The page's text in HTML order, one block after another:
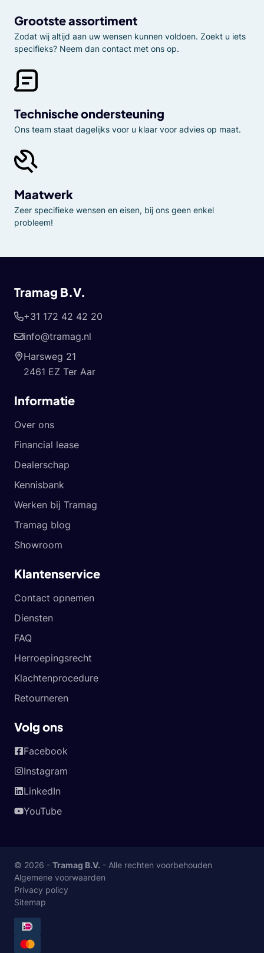
Grootste assortiment
Zodat wij altijd aan uw wensen kunnen voldoen. Zoekt u iets
specifieks? Neem dan contact met ons op.
Technische ondersteuning
Ons team staat dagelijks voor u klaar voor advies op maat.
Maatwerk
Zeer specifieke wensen en eisen, bij ons geen enkel
probleem!
Tramag B.V.
+31 172 42 42 20
info@tramag.nl
Harsweg 21
2461 EZ Ter Aar
Informatie
Over ons
Financial lease
Dealerschap
Kennisbank
Werken bij Tramag
Tramag blog
Showroom
Klantenservice
Contact opnemen
Diensten
FAQ
Herroepingsrecht
Klachtenprocedure
Retourneren
Volg ons
Facebook
Instagram
LinkedIn
YouTube
© 2026 - Tramag B.V. - Alle rechten voorbehouden
Algemene voorwaarden
Privacy policy
Sitemap